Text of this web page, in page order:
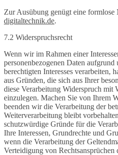
Zur Ausübung genügt eine formlose
digitaltechnik.de.
7.2 Widerspruchsrecht
Wenn wir im Rahmen einer
personenbezogenen Daten aufgrund
berechtigten Interesses verarbeiten,
aus Gründen, die sich aus Ihrer
diese Verarbeitung Widerspruch
einzulegen. Machen Sie von Ihrem
beenden wir die Verarbeitung der
Weiterverarbeitung bleibt
schutzwürdige Gründe für die
Ihre Interessen, Grundrechte und
wenn die Verarbeitung der
Verteidigung von Rechtsansprüchen